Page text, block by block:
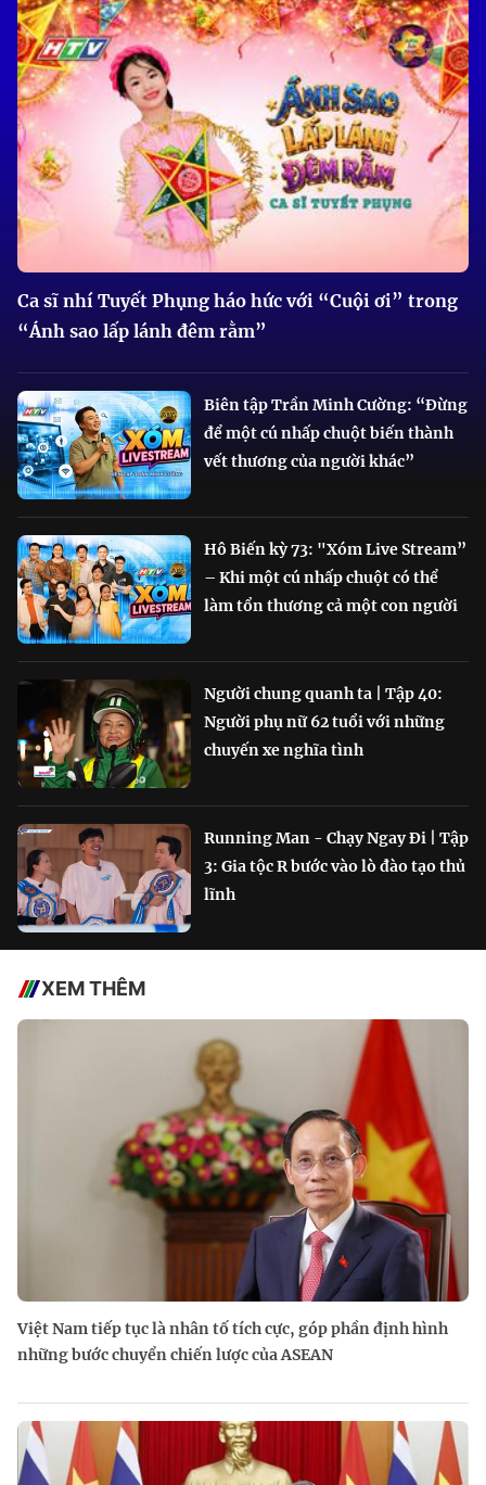
Ca sĩ nhí Tuyết Phụng háo hức với “Cuội ơi” trong
“Ánh sao lấp lánh đêm rằm”
Biên tập Trần Minh Cường: “Đừng
để một cú nhấp chuột biến thành
vết thương của người khác”
Hô Biến kỳ 73: "Xóm Live Stream”
– Khi một cú nhấp chuột có thể
làm tổn thương cả một con người
Người chung quanh ta | Tập 40:
Người phụ nữ 62 tuổi với những
chuyến xe nghĩa tình
Running Man - Chạy Ngay Đi | Tập
3: Gia tộc R bước vào lò đào tạo thủ
lĩnh
XEM THÊM
Việt Nam tiếp tục là nhân tố tích cực, góp phần định hình
những bước chuyển chiến lược của ASEAN